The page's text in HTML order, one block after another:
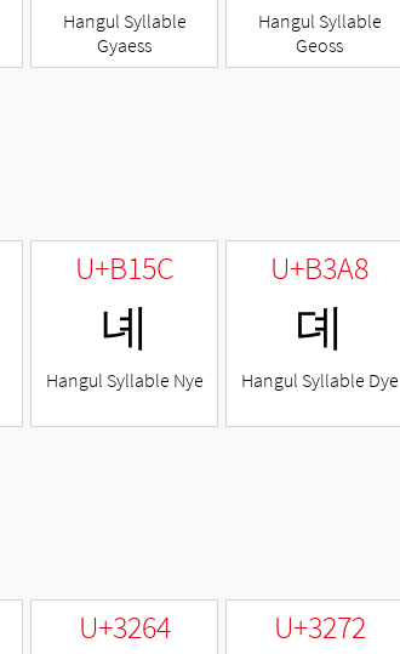
Hangul Syllable
Gyaess
Hangul Syllable
Geoss
U+B15C
녜
Hangul Syllable Nye
U+B3A8
뎨
Hangul Syllable Dye
U+3264 U+3272